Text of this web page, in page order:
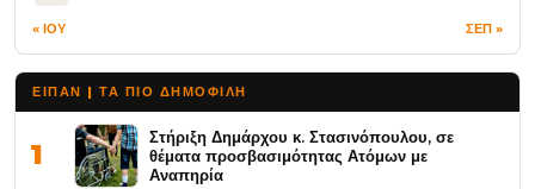
« ΙΟΥ ΣΕΠ »
ΕΙΠΑΝ | ΤΑ ΠΙΟ ΔΗΜΟΦΙΛΉ
1
Στήριξη Δημάρχου κ. Στασινόπουλου, σε
θέματα προσβασιμότητας Ατόμων με
Αναπηρία